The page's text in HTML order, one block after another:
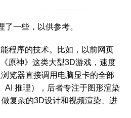
一些，以供参考。
程序的技术。比如，以前网页
原神》这类大型3D游戏，速度
览器直接调用电脑显卡的全部
AI 推理），后者专注于图形渲染
复杂的3D设计和视频渲染、进